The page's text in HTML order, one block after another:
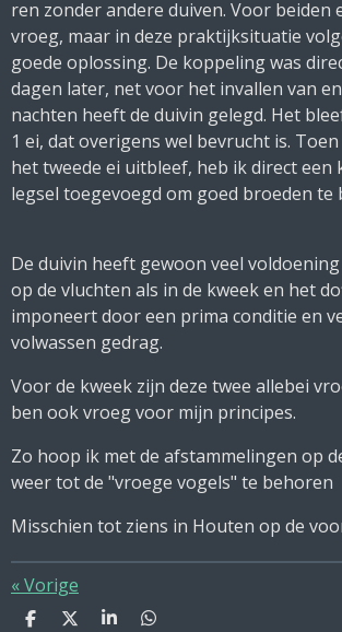
ren zonder andere duiven. Voor beiden
vroeg, maar in deze praktijksituatie
goede oplossing. De koppeling was
dagen later, net voor het invallen van
nachten heeft de duivin gelegd. Het
1 ei, dat overigens wel bevrucht is.
het tweede ei uitbleef, heb ik direct een
legsel toegevoegd om goed broeden
De duivin heeft gewoon veel
op de vluchten als in de kweek en het
imponeert door een prima conditie en
volwassen gedrag.
Voor de kweek zijn deze twee allebei
ben ook vroeg voor mijn principes.
Zo hoop ik met de afstammelingen op
weer tot de "vroege vogels" te behoren
Misschien tot ziens in Houten op de
«Vorige
D
D
S
D